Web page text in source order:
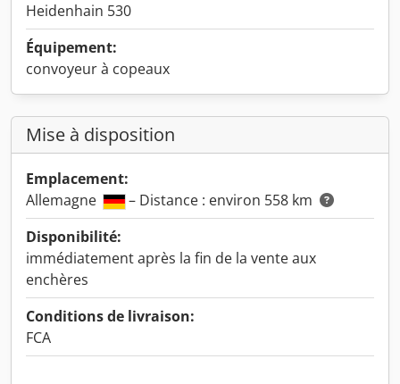
Heidenhain 530
Équipement:
convoyeur à copeaux
Mise à disposition
Emplacement:
Allemagne
– Distance : environ 558 km
Disponibilité:
immédiatement après la fin de la vente aux
enchères
Conditions de livraison:
FCA